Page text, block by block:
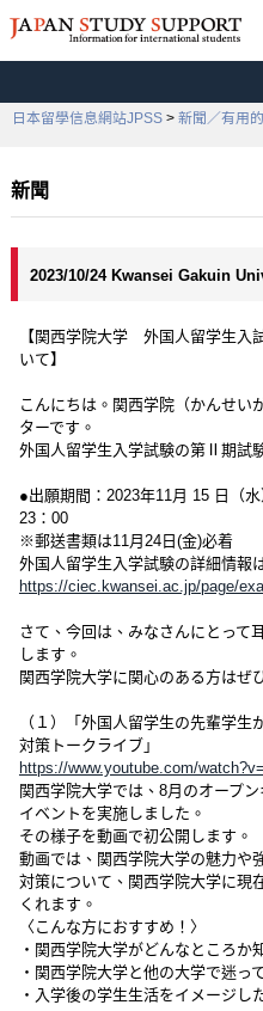
日本留學信息網站JPSS > 新聞／有用
新聞
2023/10/24 Kwansei Gakuin
【関西学院大学 外国人留学生入
いて】
こんにちは。関西学院（かんせい
ターです。
外国人留学生入学試験の第Ⅱ期試
●出願期間：2023年11月 15 日（
23：00
※郵送書類は11月24日(金)必着
外国人留学生入学試験の詳細情報
https://ciec.kwansei.ac.jp/page/
さて、今回は、みなさんにとって
します。
関西学院大学に関心のある方はぜ
（１）「外国人留学生の先輩学
対策トークライブ」
https://www.youtube.com/
関西学院大学では、8月のオープ
イベントを実施しました。
その様子を動画で初公開します。
動画では、関西学院大学の魅力や
対策について、関西学院大学に現
くれます。
〈こんな方におすすめ！〉
・関西学院大学がどんなところか
・関西学院大学と他の大学で迷っ
・入学後の学生生活をイメージし